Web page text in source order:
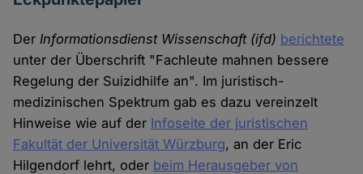
Der Informationsdienst Wissenschaft (ifd) berichtete
unter der Überschrift "Fachleute mahnen bessere
Regelung der Suizidhilfe an". Im juristisch-
medizinischen Spektrum gab es dazu vereinzelt
Hinweise wie auf der Infoseite der juristischen
Fakultät der Universität Würzburg, an der Eric
Hilgendorf lehrt, oder beim Herausgeber von